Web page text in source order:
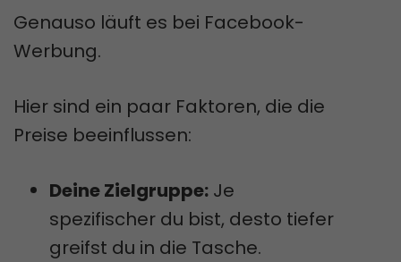
Genauso läuft es bei Facebook-
Werbung.
Hier sind ein paar Faktoren, die die
Preise beeinflussen:
Deine Zielgruppe: Je
spezifischer du bist, desto tiefer
greifst du in die Tasche.